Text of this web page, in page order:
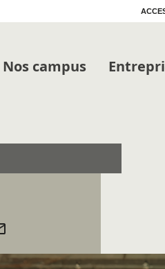
Nos campus
mail